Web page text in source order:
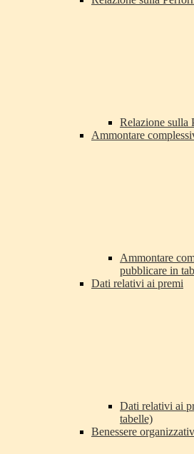
Relazione sulla
Ammontare
Ammontare
pubblicare in
Dati relativi ai premi
Dati relativi ai
tabelle)
Benessere